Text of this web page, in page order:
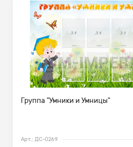
Группа "Умники и Умницы"
Арт.: ДС-0269